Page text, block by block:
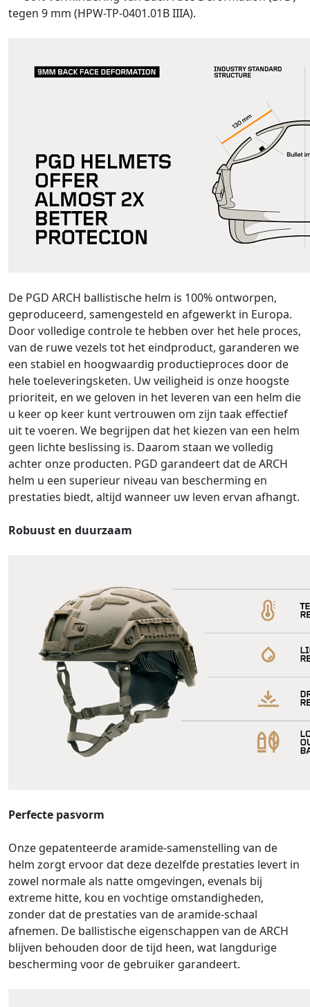
tegen 9 mm (HPW-TP-0401.01B IIIA).
De PGD ARCH ballistische helm is 100% ontworpen,
geproduceerd, samengesteld en afgewerkt in Europa.
Door volledige controle te hebben over het hele proces,
van de ruwe vezels tot het eindproduct, garanderen we
een stabiel en hoogwaardig productieproces door de
hele toeleveringsketen. Uw veiligheid is onze hoogste
prioriteit, en we geloven in het leveren van een helm die
u keer op keer kunt vertrouwen om zijn taak effectief
uit te voeren. We begrijpen dat het kiezen van een helm
geen lichte beslissing is. Daarom staan we volledig
achter onze producten. PGD garandeert dat de ARCH
helm u een superieur niveau van bescherming en
prestaties biedt, altijd wanneer uw leven ervan afhangt.
Robuust en duurzaam
Perfecte pasvorm
Onze gepatenteerde aramide-samenstelling van de
helm zorgt ervoor dat deze dezelfde prestaties levert in
zowel normale als natte omgevingen, evenals bij
extreme hitte, kou en vochtige omstandigheden,
zonder dat de prestaties van de aramide-schaal
afnemen. De ballistische eigenschappen van de ARCH
blijven behouden door de tijd heen, wat langdurige
bescherming voor de gebruiker garandeert.